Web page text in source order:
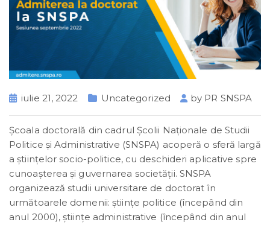
iulie 21, 2022 Uncategorized by PR SNSPA
Şcoala doctorală din cadrul Şcolii Naţionale de Studii
Politice şi Administrative (SNSPA) acoperă o sferă largă
a știinţelor socio-politice, cu deschideri aplicative spre
cunoașterea și guvernarea societăţii. SNSPA
organizează studii universitare de doctorat în
următoarele domenii: științe politice (începând din
anul 2000), științe administrative (începând din anul